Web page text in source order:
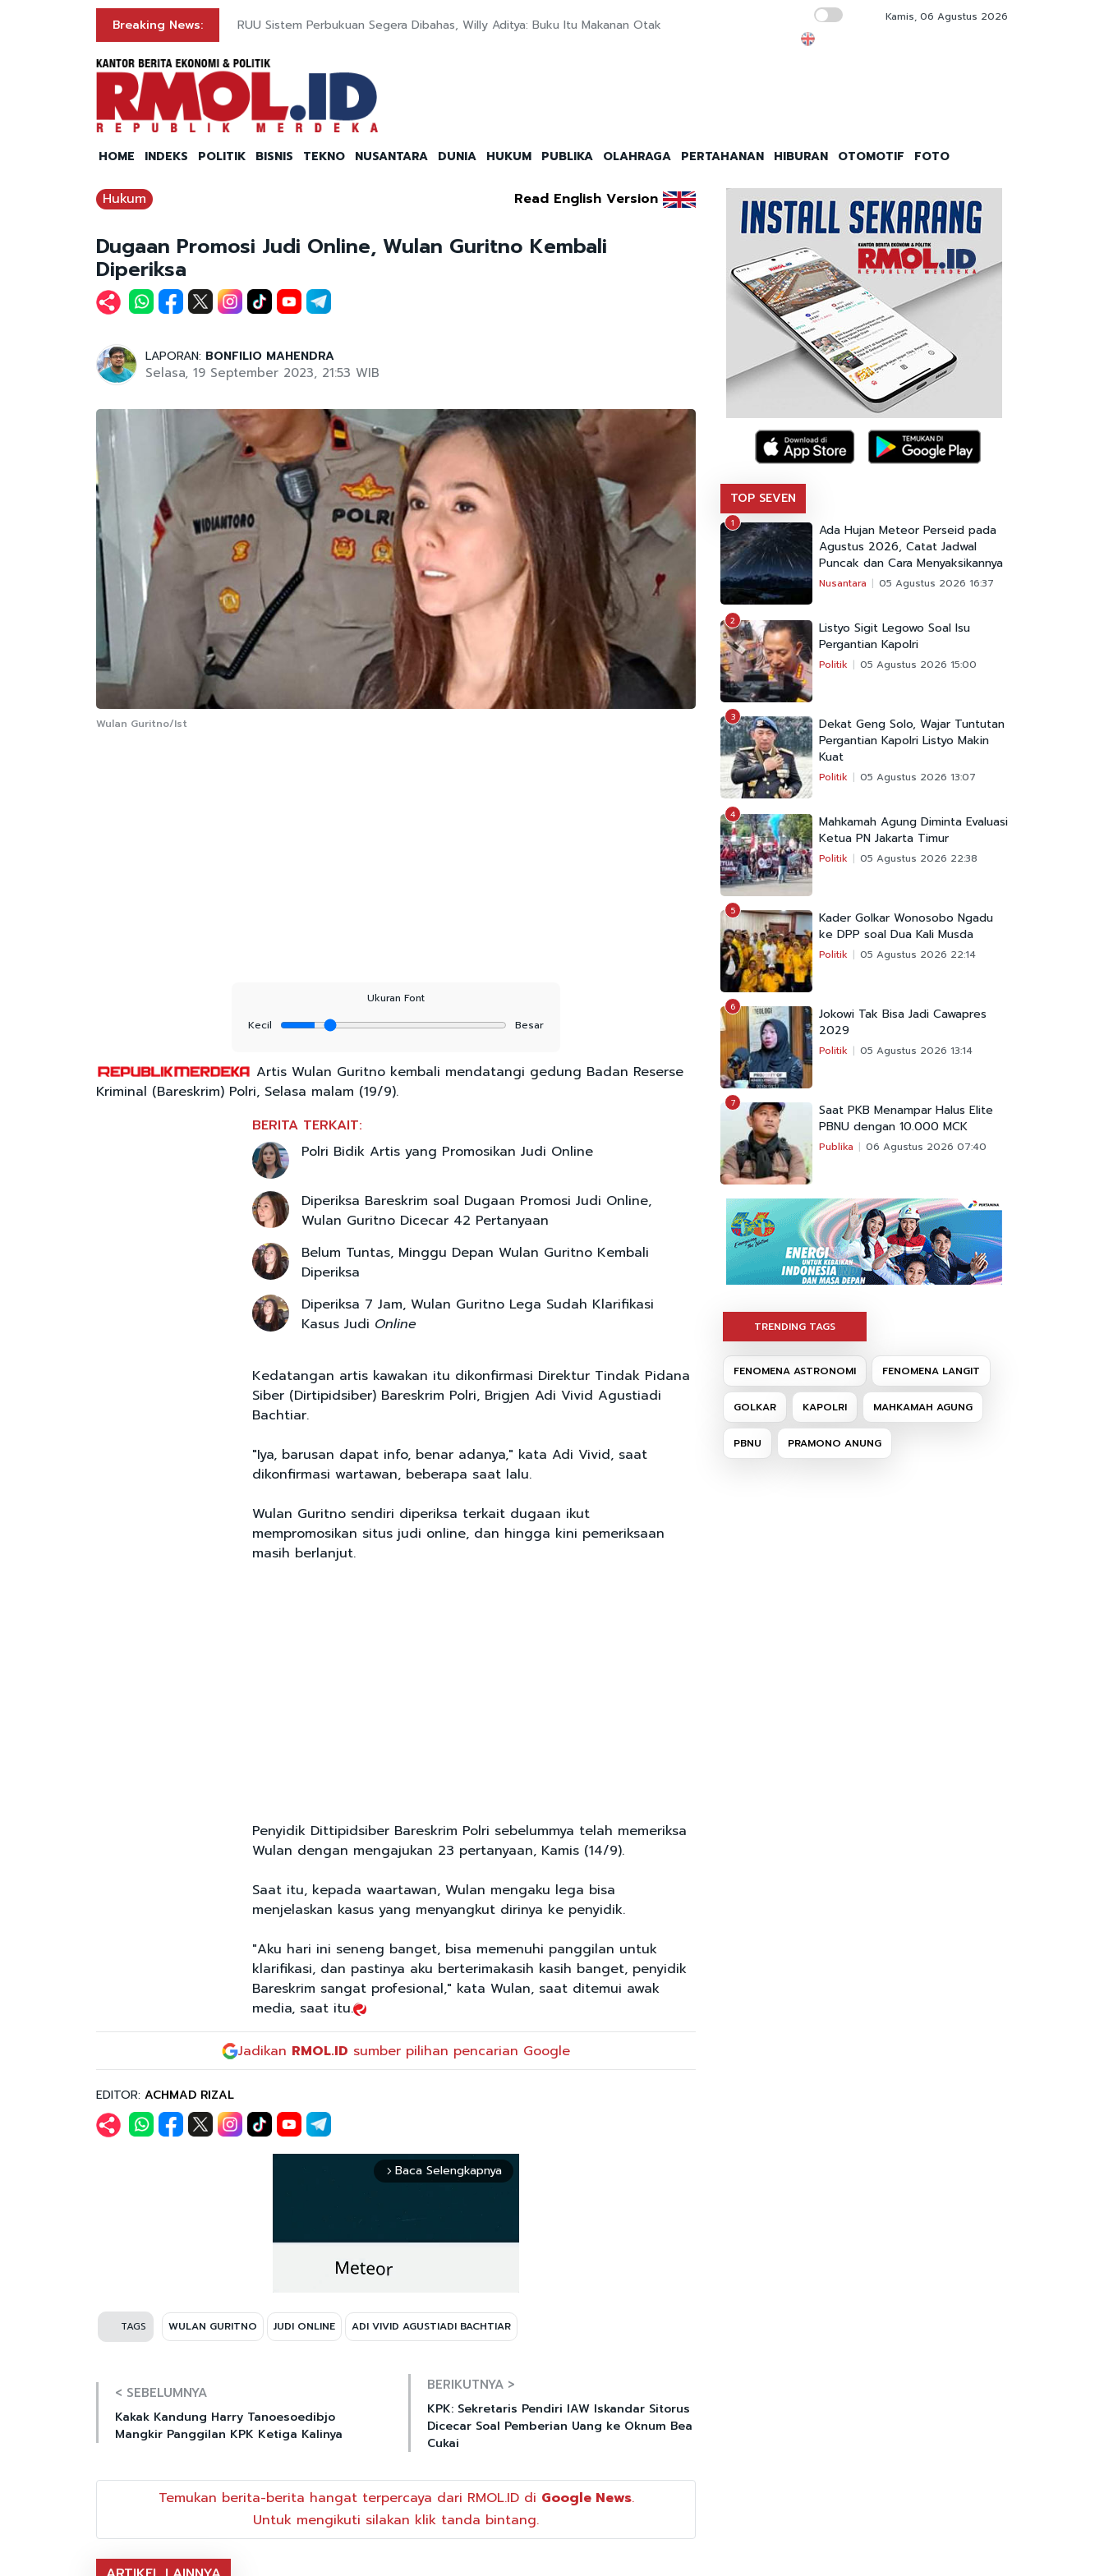
Breaking News: RUU Sistem Perbukuan Segera Dibahas, Willy Aditya: Buku Itu Makanan Otak Tim 9 Kejagung Geledah Rumah Nurman
Kamis, 06 Agustus 2026
HOME INDEKS POLITIK BISNIS TEKNO NUSANTARA DUNIA HUKUM PUBLIKA OLAHRAGA PERTAHANAN HIBURAN OTOMOTIF FOTO
Hukum Read English Version
Dugaan Promosi Judi Online, Wulan Guritno Kembali
Diperiksa
LAPORAN: BONFILIO MAHENDRA
Selasa, 19 September 2023, 21:53 WIB
Wulan Guritno/Ist
Ukuran Font
Kecil
Besar
Artis Wulan Guritno kembali mendatangi gedung Badan Reserse
Kriminal (Bareskrim) Polri, Selasa malam (19/9).
BERITA TERKAIT:
Polri Bidik Artis yang Promosikan Judi Online
Diperiksa Bareskrim soal Dugaan Promosi Judi Online,
Wulan Guritno Dicecar 42 Pertanyaan
Belum Tuntas, Minggu Depan Wulan Guritno Kembali
Diperiksa
Diperiksa 7 Jam, Wulan Guritno Lega Sudah Klarifikasi
Kasus Judi Online
Kedatangan artis kawakan itu dikonfirmasi Direktur Tindak Pidana
Siber (Dirtipidsiber) Bareskrim Polri, Brigjen Adi Vivid Agustiadi
Bachtiar.
"Iya, barusan dapat info, benar adanya," kata Adi Vivid, saat
dikonfirmasi wartawan, beberapa saat lalu.
Wulan Guritno sendiri diperiksa terkait dugaan ikut
mempromosikan situs judi online, dan hingga kini pemeriksaan
masih berlanjut.
Penyidik Dittipidsiber Bareskrim Polri sebelummya telah memeriksa
Wulan dengan mengajukan 23 pertanyaan, Kamis (14/9).
Saat itu, kepada waartawan, Wulan mengaku lega bisa
menjelaskan kasus yang menyangkut dirinya ke penyidik.
"Aku hari ini seneng banget, bisa memenuhi panggilan untuk
klarifikasi, dan pastinya aku berterimakasih kasih banget, penyidik
Bareskrim sangat profesional," kata Wulan, saat ditemui awak
media, saat itu.
Jadikan RMOL.ID sumber pilihan pencarian Google
EDITOR: ACHMAD RIZAL
arrow_forward_ios Baca Selengkapnya
TAGS WULAN GURITNO JUDI ONLINE ADI VIVID AGUSTIADI BACHTIAR
< SEBELUMNYA
Kakak Kandung Harry Tanoesoedibjo
Mangkir Panggilan KPK Ketiga Kalinya
BERIKUTNYA >
KPK: Sekretaris Pendiri IAW Iskandar Sitorus
Dicecar Soal Pemberian Uang ke Oknum Bea
Cukai
Temukan berita-berita hangat terpercaya dari RMOL.ID di Google News.
Untuk mengikuti silakan klik tanda bintang.
TOP SEVEN
1
Ada Hujan Meteor Perseid pada
Agustus 2026, Catat Jadwal
Puncak dan Cara Menyaksikannya
Nusantara 05 Agustus 2026 16:37
2
Listyo Sigit Legowo Soal Isu
Pergantian Kapolri
Politik 05 Agustus 2026 15:00
3
Dekat Geng Solo, Wajar Tuntutan
Pergantian Kapolri Listyo Makin
Kuat
Politik 05 Agustus 2026 13:07
4
Mahkamah Agung Diminta Evaluasi
Ketua PN Jakarta Timur
Politik 05 Agustus 2026 22:38
5
Kader Golkar Wonosobo Ngadu
ke DPP soal Dua Kali Musda
Politik 05 Agustus 2026 22:14
6
Jokowi Tak Bisa Jadi Cawapres
2029
Politik 05 Agustus 2026 13:14
7
Saat PKB Menampar Halus Elite
PBNU dengan 10.000 MCK
Publika 06 Agustus 2026 07:40
TRENDING TAGS
FENOMENA ASTRONOMI FENOMENA LANGIT
GOLKAR KAPOLRI MAHKAMAH AGUNG
PBNU PRAMONO ANUNG